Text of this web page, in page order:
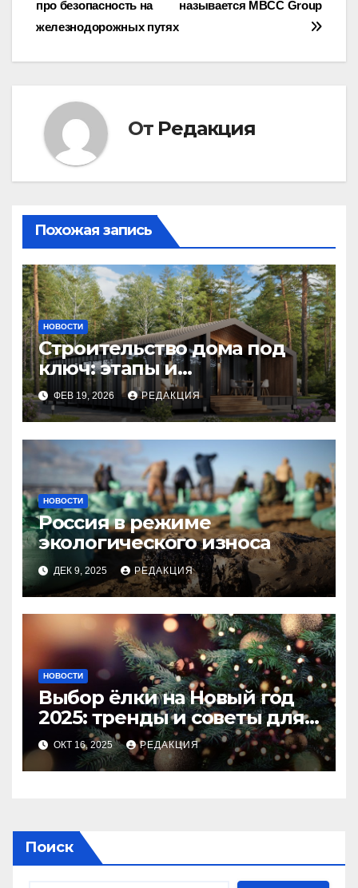
записям
называется MBCC Group
про безопасность на
железнодорожных путях
От Редакция
Похожая запись
НОВОСТИ
Строительство дома под
ключ: этапы и
планирование бюджета
ФЕВ 19, 2026 РЕДАКЦИЯ
НОВОСТИ
Россия в режиме
экологического износа
ДЕК 9, 2025 РЕДАКЦИЯ
НОВОСТИ
Выбор ёлки на Новый год
2025: тренды и советы для
идеального праздника
ОКТ 16, 2025 РЕДАКЦИЯ
Поиск